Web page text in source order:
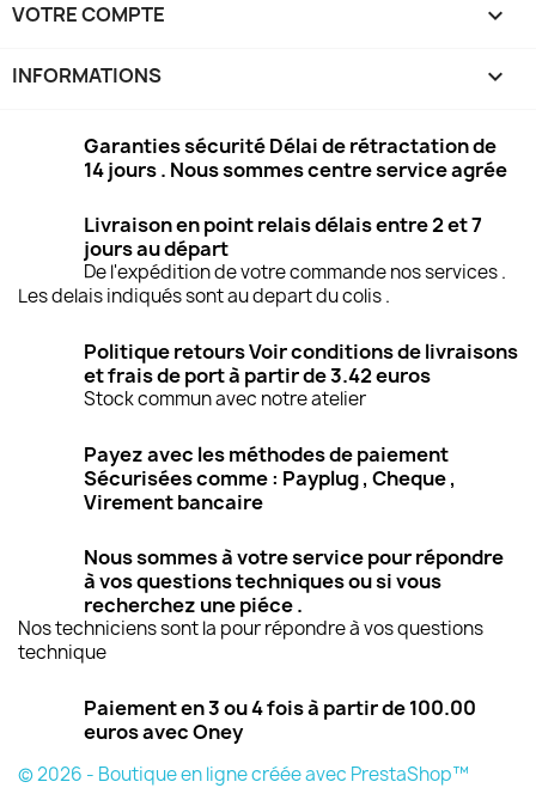
VOTRE COMPTE 
INFORMATIONS keyboard_arrow_down
Garanties sécurité Délai de rétractation de
14 jours . Nous sommes centre service agrée
Livraison en point relais délais entre 2 et 7
jours au départ
De l'expédition de votre commande nos services .
Les delais indiqués sont au depart du colis .
Politique retours Voir conditions de livraisons
et frais de port à partir de 3.42 euros
Stock commun avec notre atelier
Payez avec les méthodes de paiement
Sécurisées comme : Payplug , Cheque ,
Virement bancaire
Nous sommes à votre service pour répondre
à vos questions techniques ou si vous
recherchez une piéce .
Nos techniciens sont la pour répondre à vos questions
technique
Paiement en 3 ou 4 fois à partir de 100.00
euros avec Oney
© 2026 - Boutique en ligne créée avec PrestaShop™